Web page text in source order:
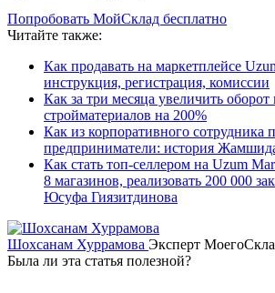
Попробовать МойСклад бесплатно
Читайте также:
Как продавать на маркетплейсе
инструкция, регистрация, комиссии
Как за три месяца увеличить оборот
стройматериалов на 200%
Как из корпоративного сотрудника
предприниматели: история
Как стать топ-селлером на Uzum
8 магазинов, реализовать 200 000
Юсуфа Гиязитдинова
Шохсанам Хуррамова Эксперт
Была ли эта статья полезной?